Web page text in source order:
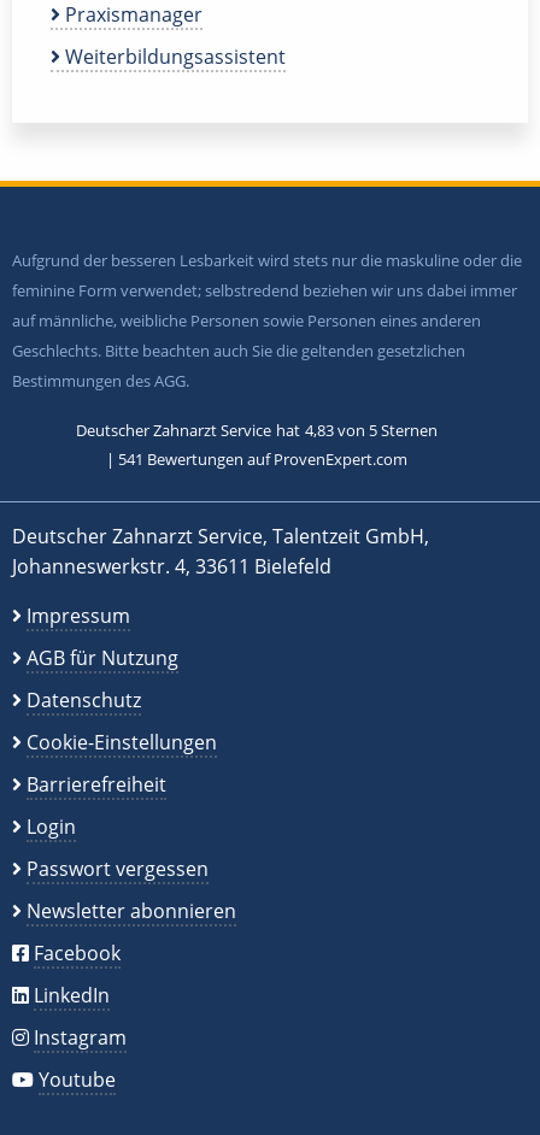
Praxismanager
Weiterbildungsassistent
Aufgrund der besseren Lesbarkeit wird stets nur die maskuline oder die
feminine Form verwendet; selbstredend beziehen wir uns dabei immer
auf männliche, weibliche Personen sowie Personen eines anderen
Geschlechts. Bitte beachten auch Sie die geltenden gesetzlichen
Bestimmungen des AGG.
Deutscher Zahnarzt Service hat 4,83von 5Sternen
| 541 Bewertungen auf ProvenExpert.com
Deutscher Zahnarzt Service, Talentzeit GmbH,
Johanneswerkstr. 4, 33611 Bielefeld
Impressum
AGB für Nutzung
Datenschutz
Cookie-Einstellungen
Barrierefreiheit
Login
Passwort vergessen
Newsletter abonnieren
Facebook
LinkedIn
Instagram
Youtube